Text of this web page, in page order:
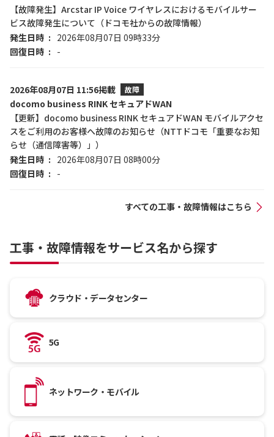
【故障発生】Arcstar IP Voice ワイヤレスにおけるモバイルサー
ビス故障発生について（ドコモ社からの故障情報）
発生日時
2026年08月07日 09時33分
回復日時
-
2026年08月07日 11:56掲載 故障
docomo business RINK セキュアドWAN
【更新】docomo business RINK セキュアドWAN モバイルアクセ
スをご利用のお客様へ故障のお知らせ（NTTドコモ「重要なお知
らせ（通信障害等）」）
発生日時
2026年08月07日 08時00分
回復日時
-
すべての工事・故障情報はこちら
工事・故障情報をサービス名から探す
クラウド・データセンター
5G
ネットワーク・モバイル